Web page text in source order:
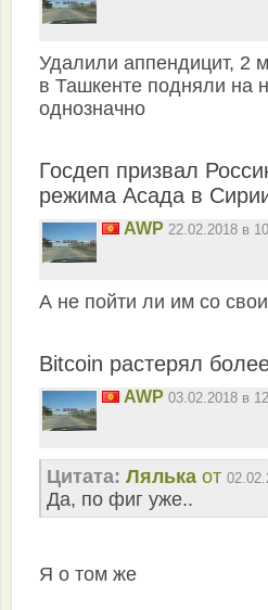
Удалили аппендицит, 2
в Ташкенте подняли на
однозначно
Госдеп призвал
режима Асада в
AWP 22.02.2018 в
А не пойти ли им со
Bitcoin растерял
AWP 03.02.2018 в
Цитата: Лялька от
Да, по фиг уже..
Я о том же